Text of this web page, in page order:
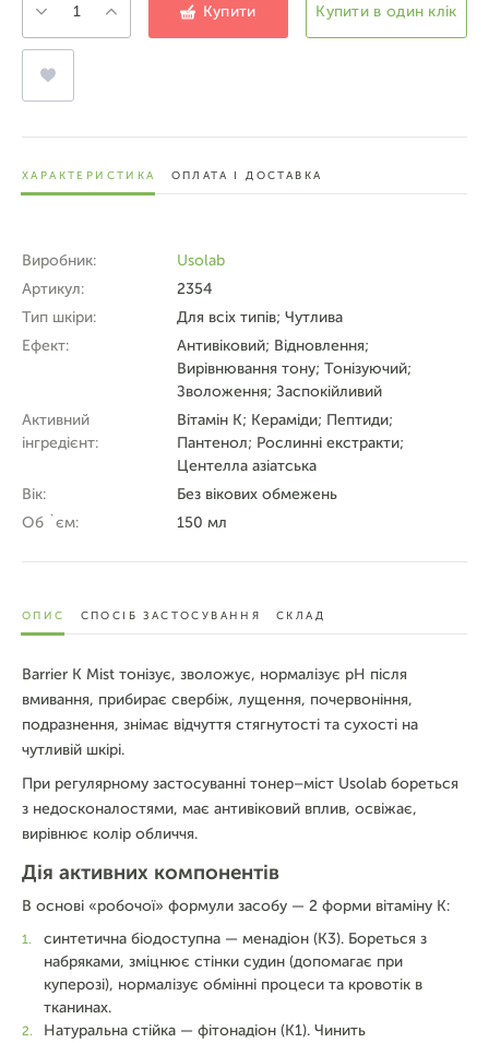
Купити Купити в один клік
ХАРАКТЕРИСТИКА ОПЛАТА І ДОСТАВКА
Виробник:
Usolab
Артикул:
2354
Тип шкіри:
Для всіх типів; Чутлива
Ефект:
Антивіковий; Відновлення;
Вирівнювання тону; Тонізуючий;
Зволоження; Заспокійливий
Активний
інгредієнт:
Вітамін K; Кераміди; Пептиди;
Пантенол; Рослинні екстракти;
Центелла азіатська
Вік:
Без вікових обмежень
Об `єм:
150 мл
ОПИС СПОСІБ ЗАСТОСУВАННЯ СКЛАД
Barrier K Mist тонізує, зволожує, нормалізує pH після
вмивання, прибирає свербіж, лущення, почервоніння,
подразнення, знімає відчуття стягнутості та сухості на
чутливій шкірі.
При регулярному застосуванні тонер–міст Usolab бореться
з недосконалостями, має антивіковий вплив, освіжає,
вирівнює колір обличчя.
Дія активних компонентів
В основі «робочої» формули засобу — 2 форми вітаміну К:
синтетична біодоступна — менадіон (К3). Бореться з
набряками, зміцнює стінки судин (допомагає при
куперозі), нормалізує обмінні процеси та кровотік в
тканинах.
Натуральна стійка — фітонадіон (К1). Чинить